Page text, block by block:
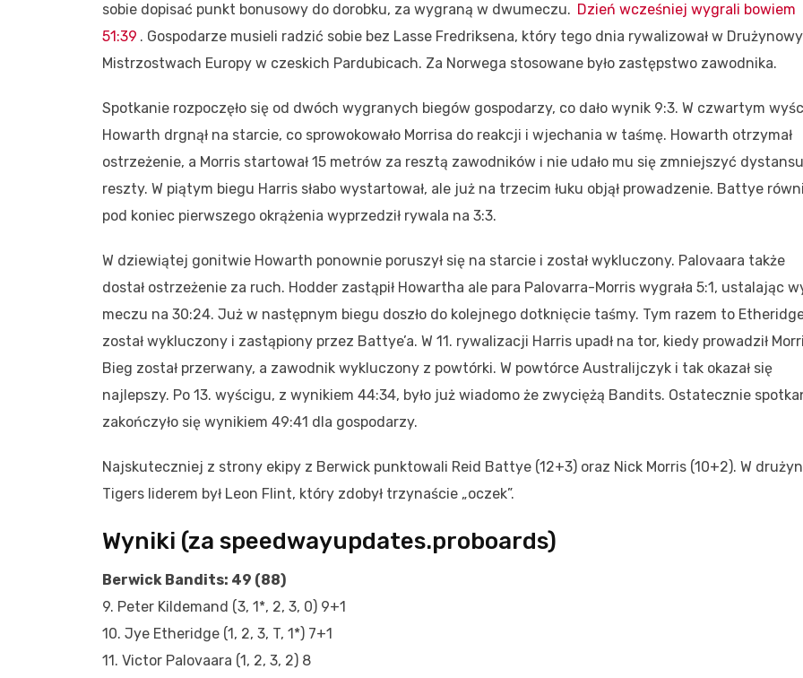
sobie dopisać punkt bonusowy do dorobku, za wygraną w dwumeczu. Dzień wcześniej wygrali bowiem
51:39 . Gospodarze musieli radzić sobie bez Lasse Fredriksena, który tego dnia rywalizował w
Mistrzostwach Europy w czeskich Pardubicach. Za Norwega stosowane było zastępstwo zawodnika.
Spotkanie rozpoczęło się od dwóch wygranych biegów gospodarzy, co dało wynik 9:3. W czwartym
Howarth drgnął na starcie, co sprowokowało Morrisa do reakcji i wjechania w taśmę. Howarth otrzymał
ostrzeżenie, a Morris startował 15 metrów za resztą zawodników i nie udało mu się zmniejszyć
reszty. W piątym biegu Harris słabo wystartował, ale już na trzecim łuku objął prowadzenie. Battye
pod koniec pierwszego okrążenia wyprzedził rywala na 3:3.
W dziewiątej gonitwie Howarth ponownie poruszył się na starcie i został wykluczony. Palovaara także
dostał ostrzeżenie za ruch. Hodder zastąpił Howartha ale para Palovarra-Morris wygrała 5:1, ustalając
meczu na 30:24. Już w następnym biegu doszło do kolejnego dotknięcie taśmy. Tym razem to
został wykluczony i zastąpiony przez Battye’a. W 11. rywalizacji Harris upadł na tor, kiedy prowadził
Bieg został przerwany, a zawodnik wykluczony z powtórki. W powtórce Australijczyk i tak okazał się
najlepszy. Po 13. wyścigu, z wynikiem 44:34, było już wiadomo że zwyciężą Bandits. Ostatecznie
zakończyło się wynikiem 49:41 dla gospodarzy.
Najskuteczniej z strony ekipy z Berwick punktowali Reid Battye (12+3) oraz Nick Morris (10+2). W
Tigers liderem był Leon Flint, który zdobył trzynaście „oczek”.
Wyniki (za speedwayupdates.proboards)
Berwick Bandits: 49 (88)
9. Peter Kildemand (3, 1*, 2, 3, 0) 9+1
10. Jye Etheridge (1, 2, 3, T, 1*) 7+1
11. Victor Palovaara (1, 2, 3, 2) 8